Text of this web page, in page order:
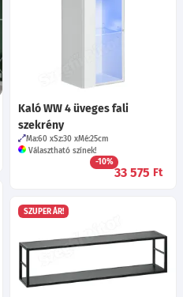
Kaló WW 4 üveges fali
szekrény
Ma:60 Sz:30 Mé:25cm
Választható színek!
-10%
33 575 Ft
SZUPER ÁR!